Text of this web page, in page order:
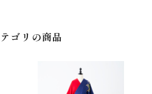
ゴリの商品